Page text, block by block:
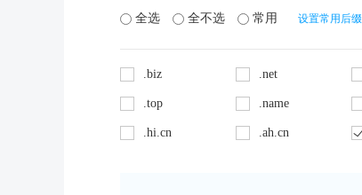
全选 全不选 常用 设置常用后缀
.biz .net
.top .name
.hi.cn .ah.cn